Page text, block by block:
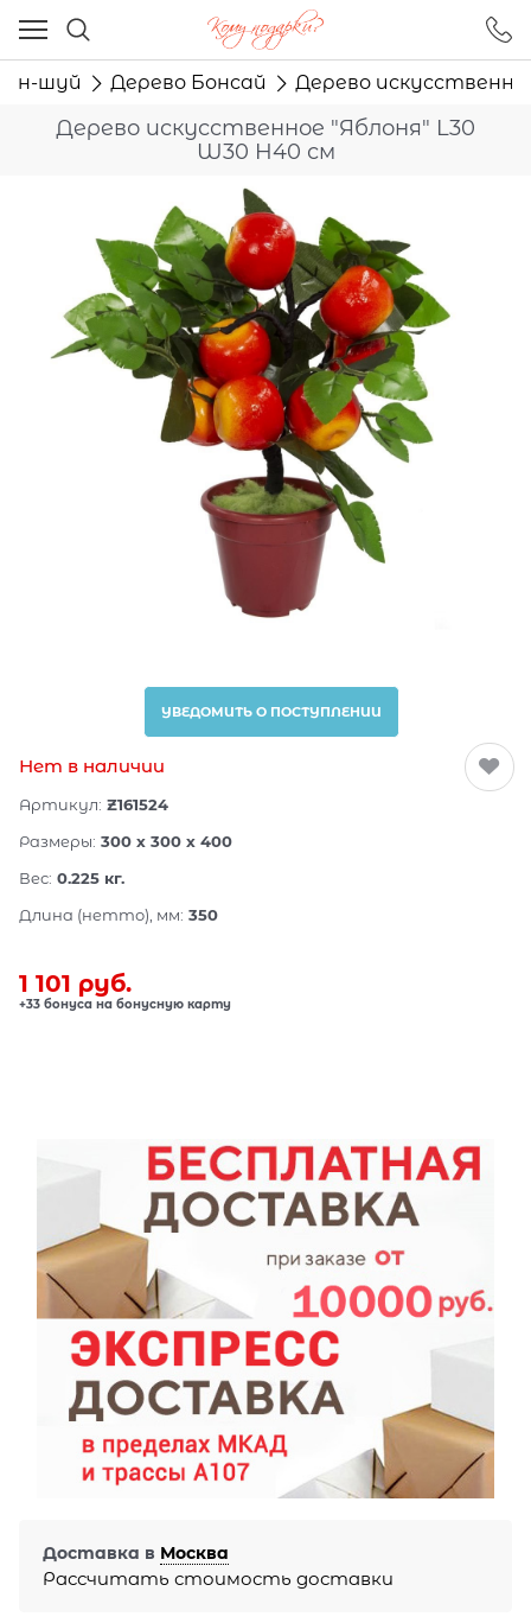
шуй Дерево Бонсай Дерево
Дерево искусственное "Яблоня" L30
W30 H40 см
УВЕДОМИТЬ О ПОСТУПЛЕНИИ
Нет в наличии
Артикул: Z161524
Размеры: 300 x 300 x 400
Вес: 0.225 кг.
Длина (нетто), мм: 350
1 101 руб.
+33 бонуса на бонусную карту
Доставка в Москва
Рассчитать стоимость доставки
Ваш город - Москва,
угадали?
ДА НЕТ